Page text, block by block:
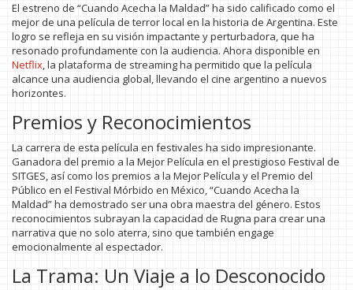
El estreno de “Cuando Acecha la Maldad” ha sido calificado como el
mejor de una película de terror local en la historia de Argentina. Este
logro se refleja en su visión impactante y perturbadora, que ha
resonado profundamente con la audiencia. Ahora disponible en
Netflix, la plataforma de streaming ha permitido que la película
alcance una audiencia global, llevando el cine argentino a nuevos
horizontes.
Premios y Reconocimientos
La carrera de esta película en festivales ha sido impresionante.
Ganadora del premio a la Mejor Película en el prestigioso Festival de
SITGES, así como los premios a la Mejor Película y el Premio del
Público en el Festival Mórbido en México, “Cuando Acecha la
Maldad” ha demostrado ser una obra maestra del género. Estos
reconocimientos subrayan la capacidad de Rugna para crear una
narrativa que no solo aterra, sino que también engage
emocionalmente al espectador.
La Trama: Un Viaje a lo Desconocido